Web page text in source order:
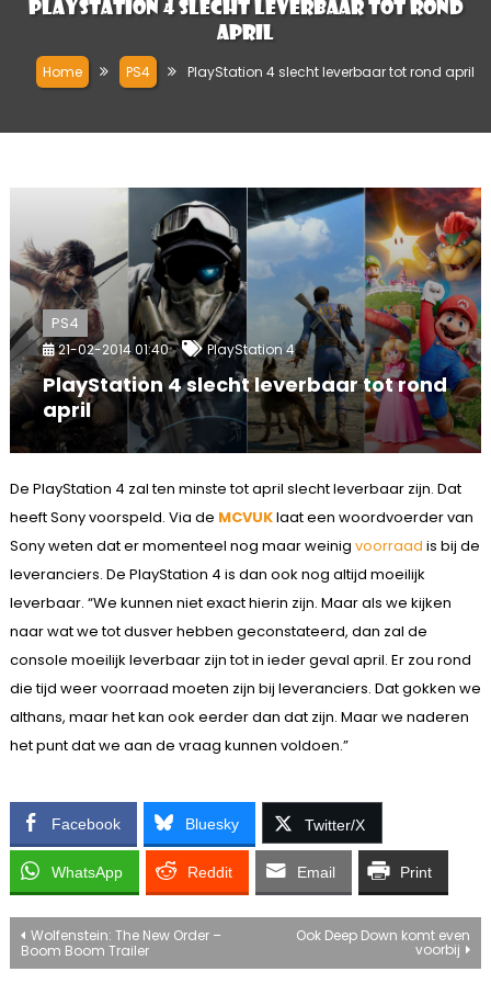
PlayStation 4 slecht leverbaar tot rond
april
Home PS4 PlayStation 4 slecht leverbaar tot rond april
PS4
21-02-2014 01:40 PlayStation 4
PlayStation 4 slecht leverbaar tot rond
april
De PlayStation 4 zal ten minste tot april slecht leverbaar zijn. Dat
heeft Sony voorspeld. Via de MCVUKlaat een woordvoerder van
Sony weten dat er momenteel nog maar weinig voorraad is bij de
leveranciers. De PlayStation 4 is dan ook nog altijd moeilijk
leverbaar. “We kunnen niet exact hierin zijn. Maar als we kijken
naar wat we tot dusver hebben geconstateerd, dan zal de
console moeilijk leverbaar zijn tot in ieder geval april. Er zou rond
die tijd weer voorraad moeten zijn bij leveranciers. Dat gokken we
althans, maar het kan ook eerder dan dat zijn. Maar we naderen
het punt dat we aan de vraag kunnen voldoen.”
Facebook Bluesky Twitter/X
WhatsApp Reddit Email Print
Bericht
Wolfenstein: The New Order –
Boom Boom Trailer
Ook Deep Down komt even
voorbij